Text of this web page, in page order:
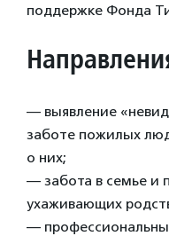
поддержке Фонда
— выявление
заботе пожилых
о них;
— забота в семье и
ухаживающих
—